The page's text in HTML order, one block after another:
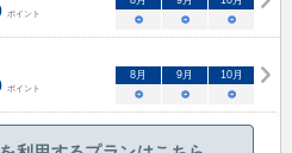
ポイント ○ ○ ○
ポイント
8 月 9 月 10月
○ ○ ○